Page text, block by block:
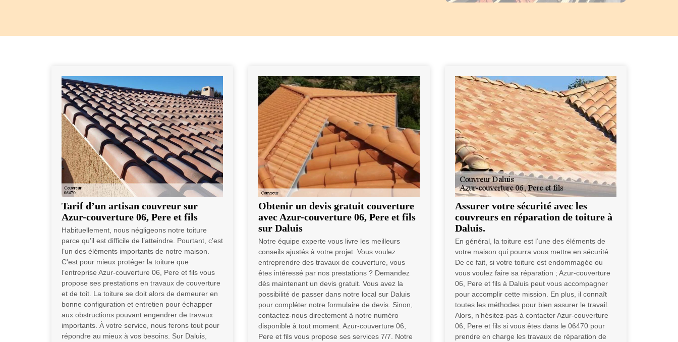
Tarif d’un artisan couvreur sur
Azur-couverture 06, Pere et fils
Habituellement, nous négligeons notre toiture
parce qu’il est difficile de l’atteindre. Pourtant, c’est
l’un des éléments importants de notre maison.
C'est pour mieux protéger la toiture que
l’entreprise Azur-couverture 06, Pere et fils vous
propose ses prestations en travaux de couverture
et de toit. La toiture se doit alors de demeurer en
bonne configuration et entretien pour échapper
aux obstructions pouvant engendrer de travaux
importants. À votre service, nous ferons tout pour
répondre au mieux à vos besoins. Sur Daluis,
Obtenir un devis gratuit couverture
avec Azur-couverture 06, Pere et fils
sur Daluis
Notre équipe experte vous livre les meilleurs
conseils ajustés à votre projet. Vous voulez
entreprendre des travaux de couverture, vous
êtes intéressé par nos prestations ? Demandez
dès maintenant un devis gratuit. Vous avez la
possibilité de passer dans notre local sur Daluis
pour compléter notre formulaire de devis. Sinon,
contactez-nous directement à notre numéro
disponible à tout moment. Azur-couverture 06,
Pere et fils vous propose ses services 7/7. Notre
Assurer votre sécurité avec les
couvreurs en réparation de toiture à
Daluis.
En général, la toiture est l’une des éléments de
votre maison qui pourra vous mettre en sécurité.
De ce fait, si votre toiture est endommagée ou
vous voulez faire sa réparation ; Azur-couverture
06, Pere et fils à Daluis peut vous accompagner
pour accomplir cette mission. En plus, il connaît
toutes les méthodes pour bien assurer le travail.
Alors, n’hésitez-pas à contacter Azur-couverture
06, Pere et fils si vous êtes dans le 06470 pour
prendre en charge les travaux de réparation de